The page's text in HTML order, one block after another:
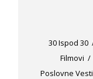
30 Ispod 30
Filmovi
Poslovne Vesti